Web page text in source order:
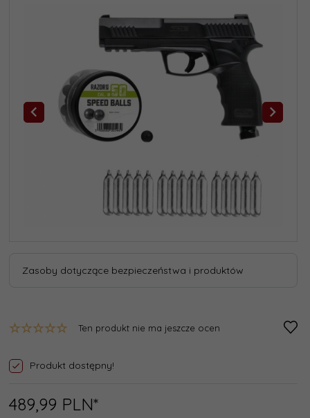
Zasoby dotyczące bezpieczeństwa i produktów
Ten produkt nie ma jeszcze ocen
Produkt dostępny!
489,99 PLN*